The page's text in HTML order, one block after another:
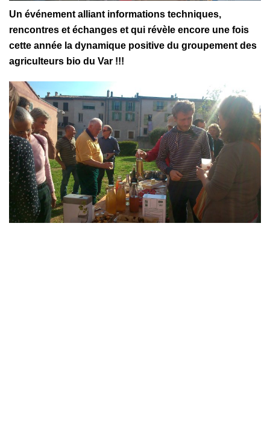
Un événement alliant informations techniques,
rencontres et échanges et qui révèle encore une fois
cette année la dynamique positive du groupement des
agriculteurs bio du Var !!!